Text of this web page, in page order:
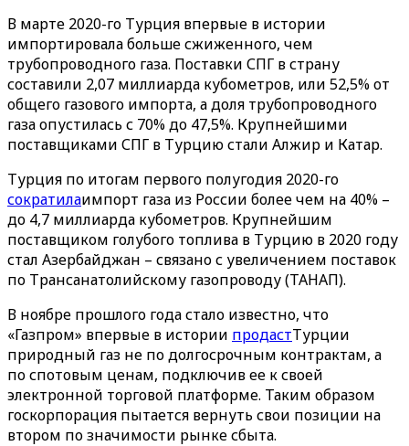
В марте 2020-го Турция впервые в истории
импортировала больше сжиженного, чем
трубопроводного газа. Поставки СПГ в страну
составили 2,07 миллиарда кубометров, или 52,5% от
общего газового импорта, а доля трубопроводного
газа опустилась с 70% до 47,5%. Крупнейшими
поставщиками СПГ в Турцию стали Алжир и Катар.
Турция по итогам первого полугодия 2020-го
сократилаимпорт газа из России более чем на 40% –
до 4,7 миллиарда кубометров. Крупнейшим
поставщиком голубого топлива в Турцию в 2020 году
стал Азербайджан – связано с увеличением поставок
по Трансанатолийскому газопроводу (ТАНАП).
В ноябре прошлого года стало известно, что
«Газпром» впервые в истории продастТурции
природный газ не по долгосрочным контрактам, а
по спотовым ценам, подключив ее к своей
электронной торговой платформе. Таким образом
госкорпорация пытается вернуть свои позиции на
втором по значимости рынке сбыта.